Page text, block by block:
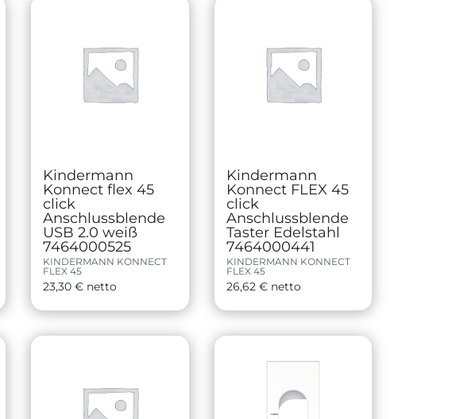
Kindermann
Konnect flex 45
click
Anschlussblende
USB 2.0 weiß
7464000525
KINDERMANN KONNECT
FLEX 45
23,30€ netto
Kindermann
Konnect FLEX 45
click
Anschlussblende
Taster Edelstahl
7464000441
KINDERMANN KONNECT
FLEX 45
26,62 € netto